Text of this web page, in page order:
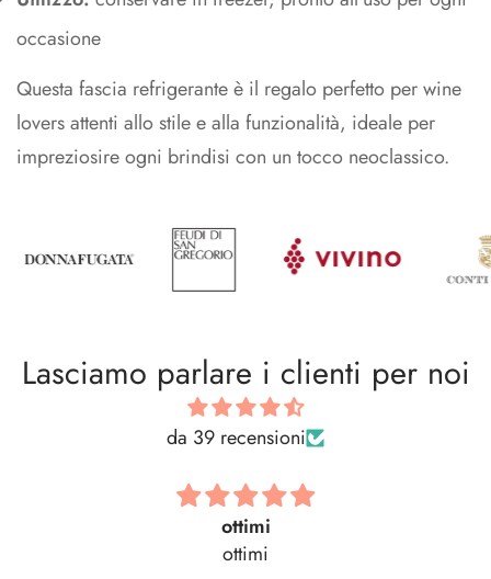
occasione
Questa fascia refrigerante è il regalo perfetto per wine
lovers attenti allo stile e alla funzionalità, ideale per
impreziosire ogni brindisi con un tocco neoclassico.
Lasciamo parlare i clienti per noi
da 39 recensioni
ottimi
ottimi